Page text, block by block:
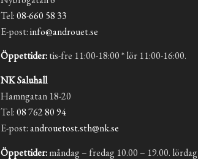
Tel:08-660 58 33
E-post:info@androuet.se
Öppettider:tis-fre 11:00-18:00 * lör 11:00-16:00.
NK Saluhall
Hamngatan 18-20
Tel:08 762 80 94
E-post:androuetost.sth@nk.se
Öppettider:måndag – fredag 10.00 – 19.00. lördag